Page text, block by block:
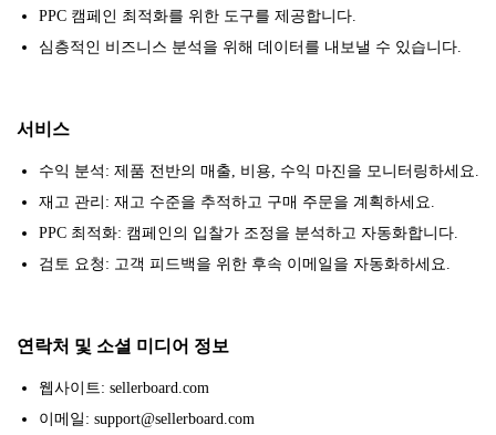
PPC 캠페인 최적화를 위한 도구를 제공합니다.
심층적인 비즈니스 분석을 위해 데이터를 내보낼 수 있습니다.
서비스
수익 분석: 제품 전반의 매출, 비용, 수익 마진을 모니터링하세요.
재고 관리: 재고 수준을 추적하고 구매 주문을 계획하세요.
PPC 최적화: 캠페인의 입찰가 조정을 분석하고 자동화합니다.
검토 요청: 고객 피드백을 위한 후속 이메일을 자동화하세요.
연락처 및 소셜 미디어 정보
웹사이트: sellerboard.com
이메일: support@sellerboard.com